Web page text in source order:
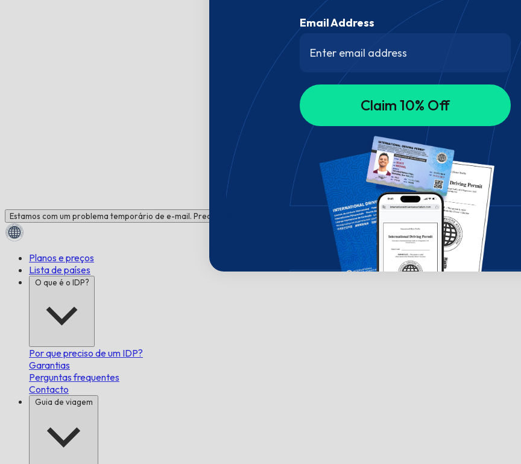
Estamos com um problema temporário de e-mail. Precisa de ajuda? Converse conosco!
Planos e preços
Lista de países
O que é o IDP?
Por que preciso de um IDP?
Garantias
Perguntas frequentes
Contacto
Guia de viagem
Email Address
Claim 10% Off